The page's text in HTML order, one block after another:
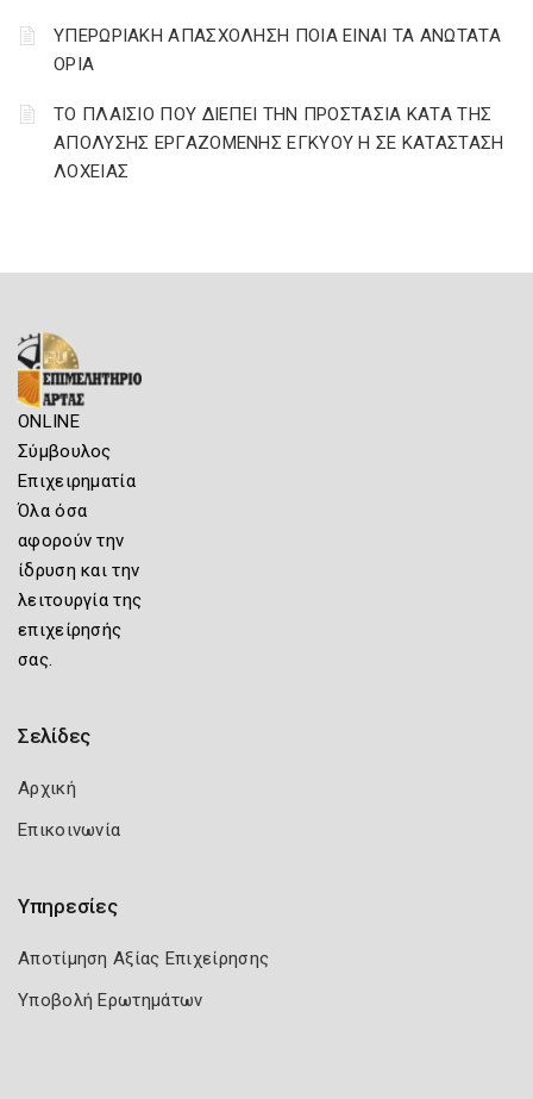
ΥΠΕΡΩΡΙΑΚΗ ΑΠΑΣΧΟΛΗΣΗ ΠΟΙΑ ΕΙΝΑΙ ΤΑ ΑΝΩΤΑΤΑ
ΟΡΙΑ
ΤΟ ΠΛΑΙΣΙΟ ΠΟΥ ΔΙΕΠΕΙ ΤΗΝ ΠΡΟΣΤΑΣΙΑ ΚΑΤΑ ΤΗΣ
ΑΠΟΛΥΣΗΣ ΕΡΓΑΖΟΜΕΝΗΣ ΕΓΚΥΟΥ Η ΣΕ ΚΑΤΑΣΤΑΣΗ
ΛΟΧΕΙΑΣ
ONLINE
Σύμβουλος
Επιχειρηματία
Όλα όσα
αφορούν την
ίδρυση και την
λειτουργία της
επιχείρησής
σας.
Σελίδες
Αρχική
Επικοινωνία
Υπηρεσίες
Αποτίμηση Αξίας Επιχείρησης
Υποβολή Ερωτημάτων